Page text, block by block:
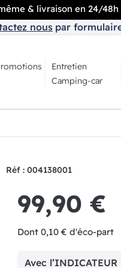
& livraison en 24/48h
nous par
Entretien
Camping-car
Réf : 004138001
99,90 €
Dont 0,10 € d'éco-part
Avec